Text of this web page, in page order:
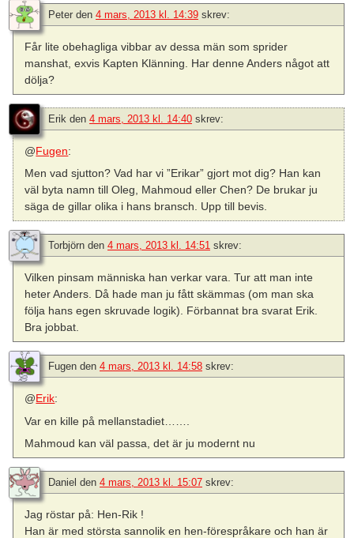
Peter den 4 mars, 2013 kl. 14:39 skrev:
Får lite obehagliga vibbar av dessa män som sprider
manshat, exvis Kapten Klänning. Har denne Anders något att
dölja?
Erik den 4 mars, 2013 kl. 14:40 skrev:
@Fugen:
Men vad sjutton? Vad har vi ”Erikar” gjort mot dig? Han kan
väl byta namn till Oleg, Mahmoud eller Chen? De brukar ju
säga de gillar olika i hans bransch. Upp till bevis.
Torbjörn den 4 mars, 2013 kl. 14:51 skrev:
Vilken pinsam människa han verkar vara. Tur att man inte
heter Anders. Då hade man ju fått skämmas (om man ska
följa hans egen skruvade logik). Förbannat bra svarat Erik.
Bra jobbat.
Fugen den 4 mars, 2013 kl. 14:58 skrev:
@Erik:
Var en kille på mellanstadiet…….
Mahmoud kan väl passa, det är ju modernt nu
Daniel den 4 mars, 2013 kl. 15:07 skrev:
Jag röstar på: Hen-Rik !
Han är med största sannolik en hen-förespråkare och han är